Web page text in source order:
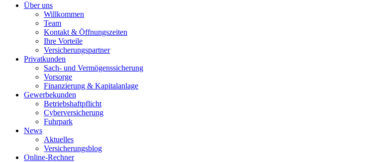
Über uns
Willkommen
Team
Kontakt & Öffnungszeiten
Ihre Vorteile
Versicherungspartner
Privatkunden
Sach- und Vermögenssicherung
Vorsorge
Finanzierung & Kapitalanlage
Gewerbekunden
Betriebshaftpflicht
Cyberversicherung
Fuhrpark
News
Aktuelles
Versicherungsblog
Online-Rechner